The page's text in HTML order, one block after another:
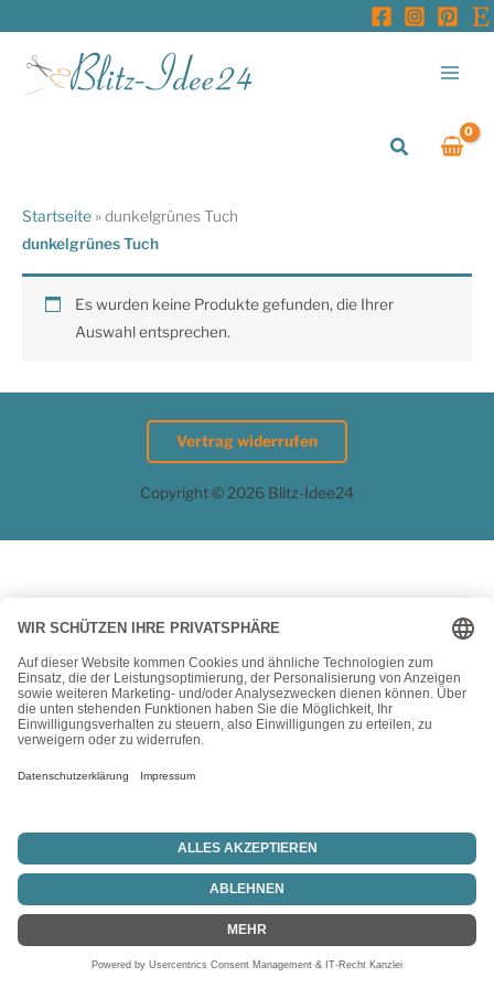
springen
Suchen
Startseite »dunkelgrünes Tuch
dunkelgrünes Tuch
Es wurden keine Produkte gefunden, die Ihrer
Auswahl entsprechen.
Vertrag widerrufen
Copyright © 2026 Blitz-Idee24